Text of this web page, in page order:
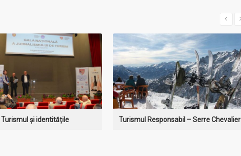
Turismul și identitățile Turismul Responsabil – Serre Chevalier